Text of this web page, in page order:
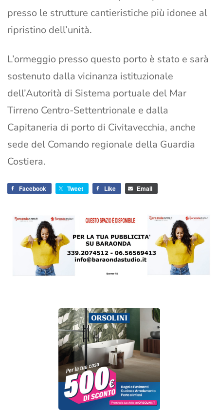
presso le strutture cantieristiche più idonee al
ripristino dell’unità.
L’ormeggio presso questo porto è stato e sarà
sostenuto dalla vicinanza istituzionale
dell’Autorità di Sistema portuale del Mar
Tirreno Centro-Settentrionale e dalla
Capitaneria di porto di Civitavecchia, anche
sede del Comando regionale della Guardia
Costiera.
Facebook Tweet Like Email